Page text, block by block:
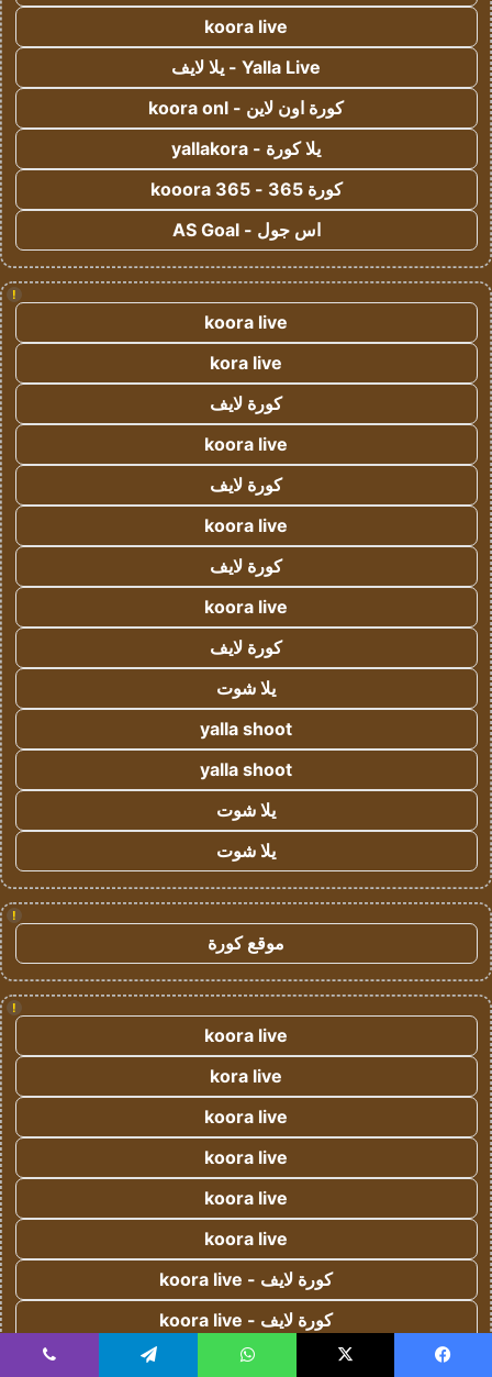
koora live
Yalla Live - يلا لايف
كورة اون لاين - koora onl
يلا كورة - yallakora
كورة 365 - kooora 365
اس جول - AS Goal
!
koora live
kora live
كورة لايف
koora live
كورة لايف
koora live
كورة لايف
koora live
كورة لايف
يلا شوت
yalla shoot
yalla shoot
يلا شوت
يلا شوت
!
موقع كورة
!
koora live
kora live
koora live
koora live
koora live
koora live
كورة لايف - koora live
كورة لايف - koora live
كورة لايف - koora live